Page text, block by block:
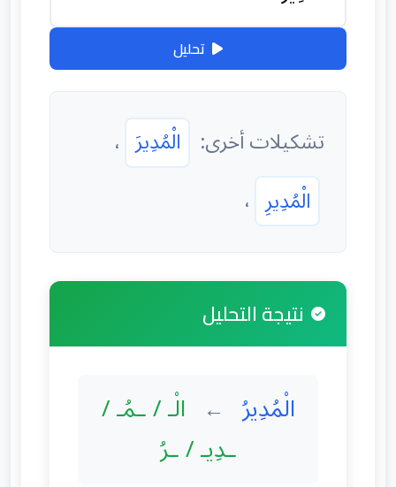
تحليل
تشكيلات أخرى: الْمُدِيرَ ،
الْمُدِيرِ ،
نتيجة التحليل
الْمُدِيرُ ← الْـ / ـمُـ /
ـدِيـ / ـرُ